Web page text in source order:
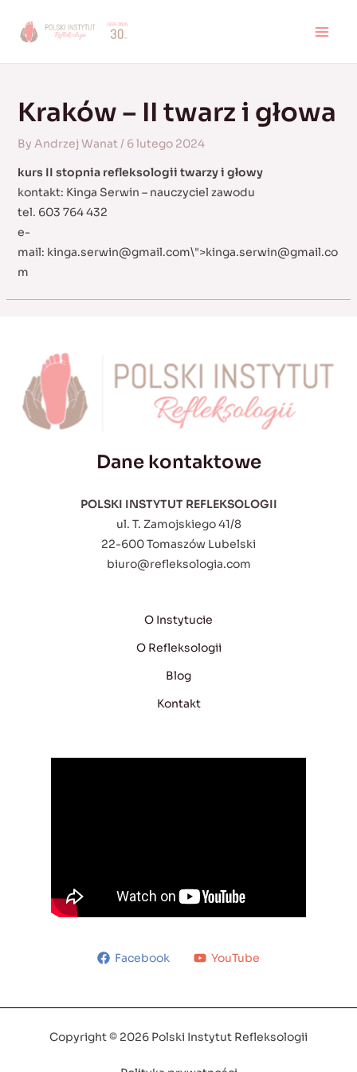
Kraków – II twarz i głowa
By Andrzej Wanat/ 6 lutego 2024
kurs II stopnia refleksologii twarzy i głowy
kontakt: Kinga Serwin – nauczyciel zawodu
tel. 603 764 432
e-
mail: kinga.serwin@gmail.com\">kinga.serwin@gmail.co
m
Dane kontaktowe
POLSKI INSTYTUT REFLEKSOLOGII
ul. T. Zamojskiego 41/8
22-600 Tomaszów Lubelski
biuro@refleksologia.com
O Instytucie
O Refleksologii
Blog
Kontakt
Facebook YouTube
Copyright © 2026 Polski Instytut Refleksologii